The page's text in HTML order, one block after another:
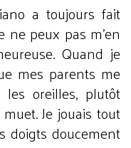
a toujours fait
peux pas m’en
Quand je
mes parents me
oreilles, plutôt
Je jouais tout
doigts doucement